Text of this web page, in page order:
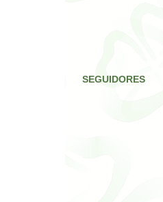
SEGUIDORES